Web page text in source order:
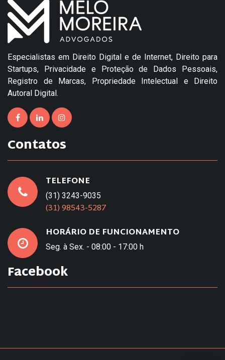
Especialistas em Direito Digital e de Internet, Direito para
Startups, Privacidade e Proteção de Dados Pessoais,
Registro de Marcas, Propriedade Intelectual e Direito
Autoral Digital.
Contatos
TELEFONE
(31) 3243-9035
(31) 98543-5287
HORÁRIO DE FUNCIONAMENTO
Seg. à Sex. - 08:00 - 17:00 h
Facebook